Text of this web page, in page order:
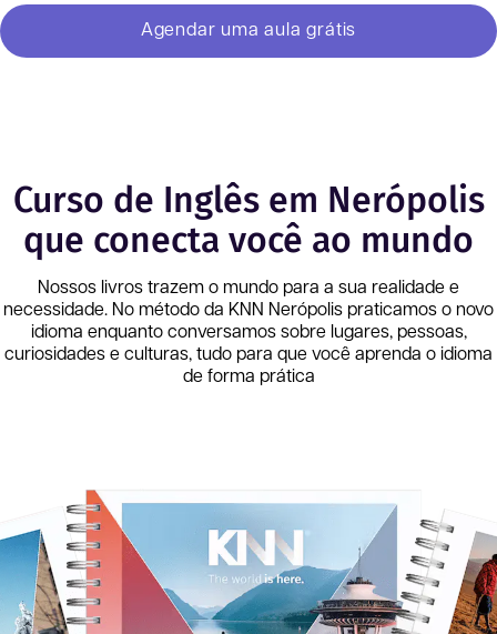
Agendar uma aula grátis
Curso de Inglês em Nerópolis
que conecta você ao mundo
Nossos livros trazem o mundo para a sua realidade e
necessidade. No método da KNN Nerópolis praticamos o novo
idioma enquanto conversamos sobre lugares, pessoas,
curiosidades e culturas, tudo para que você aprenda o idioma
de forma prática